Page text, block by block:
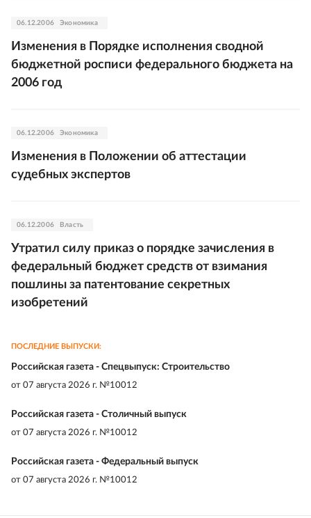
06.12.2006 Экономика
Изменения в Порядке исполнения сводной
бюджетной росписи федерального бюджета на
2006 год
06.12.2006 Экономика
Изменения в Положении об аттестации
судебных экспертов
06.12.2006 Власть
Утратил силу приказ о порядке зачисления в
федеральный бюджет средств от взимания
пошлины за патентование секретных
изобретений
ПОСЛЕДНИЕ ВЫПУСКИ:
Российская газета - Спецвыпуск: Строительство
от 07 августа 2026 г. №10012
Российская газета - Столичный выпуск
от 07 августа 2026 г. №10012
Российская газета - Федеральный выпуск
от 07 августа 2026 г. №10012